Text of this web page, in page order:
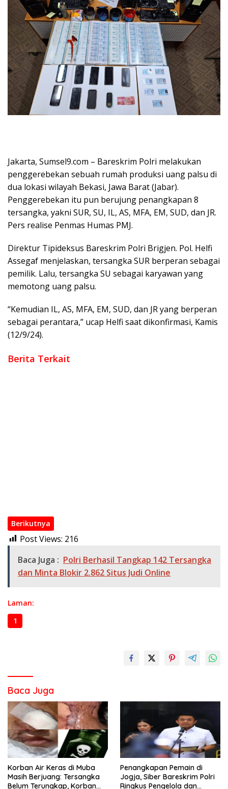
Jakarta, Sumsel9.com – Bareskrim Polri melakukan
penggerebekan sebuah rumah produksi uang palsu di
dua lokasi wilayah Bekasi, Jawa Barat (Jabar).
Penggerebekan itu pun berujung penangkapan 8
tersangka, yakni SUR, SU, IL, AS, MFA, EM, SUD, dan JR.
Pers realise Penmas Humas PMJ.
Direktur Tipideksus Bareskrim Polri Brigjen. Pol. Helfi
Assegaf menjelaskan, tersangka SUR berperan sebagai
pemilik. Lalu, tersangka SU sebagai karyawan yang
memotong uang palsu.
“Kemudian IL, AS, MFA, EM, SUD, dan JR yang berperan
sebagai perantara,” ucap Helfi saat dikonfirmasi, Kamis
(12/9/24).
Berita Terkait
Berikutnya
Post Views: 216
Baca Juga : Polri Berhasil Tangkap 142 Tersangka
dan Minta Blokir 2.862 Situs Judi Online
Laman:
1
Baca Juga
Korban Air Keras di Muba
Masih Berjuang: Tersangka
Belum Terungkap, Korban
Penangkapan Pemain di
Jogja, Siber Bareskrim Polri
Ringkus Pengelola dan